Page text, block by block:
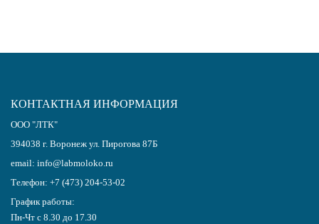
КОНТАКТНАЯ ИНФОРМАЦИЯ
ООО "ЛТК"
394038 г. Воронеж ул. Пирогова 87Б
email: info@labmoloko.ru
Телефон: +7 (473) 204-53-02
График работы:
Пн-Чт с 8.30 до 17.30